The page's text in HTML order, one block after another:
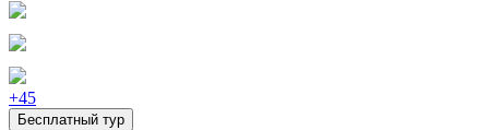
+45
Бесплатный тур